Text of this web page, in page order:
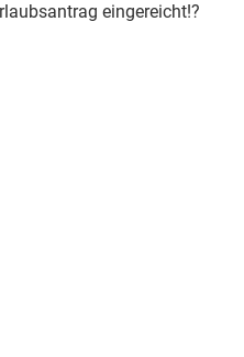
eingereicht!?